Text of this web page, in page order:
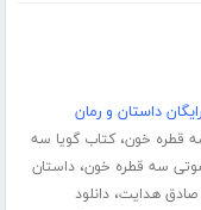
داستان و رمان
قطره خون،کتاب گویا سه
سه قطره خون،داستان
هدایت،دانلود